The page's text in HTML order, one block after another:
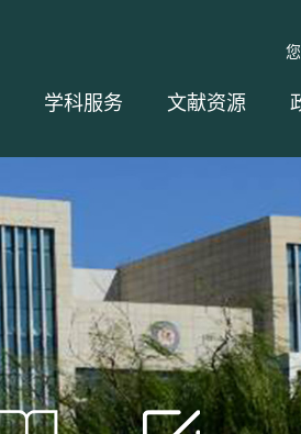
学科服务 文献资源